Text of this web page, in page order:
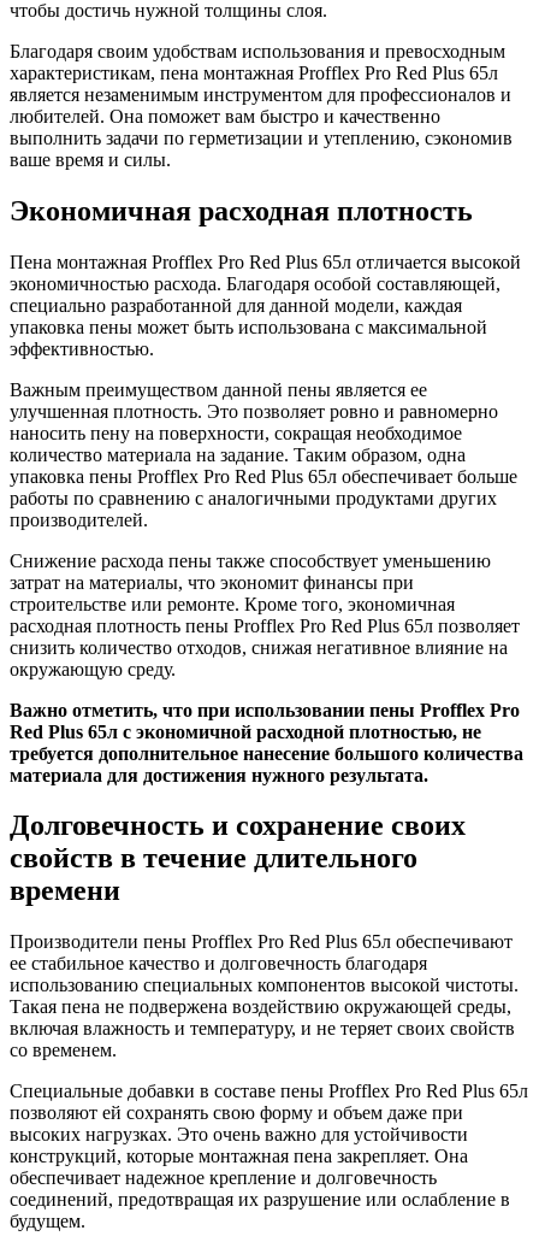
чтобы достичь нужной толщины слоя.
Благодаря своим удобствам использования и превосходным
характеристикам, пена монтажная Profflex Pro Red Plus 65л
является незаменимым инструментом для профессионалов и
любителей. Она поможет вам быстро и качественно
выполнить задачи по герметизации и утеплению, сэкономив
ваше время и силы.
Экономичная расходная плотность
Пена монтажная Profflex Pro Red Plus 65л отличается высокой
экономичностью расхода. Благодаря особой составляющей,
специально разработанной для данной модели, каждая
упаковка пены может быть использована с максимальной
эффективностью.
Важным преимуществом данной пены является ее
улучшенная плотность. Это позволяет ровно и равномерно
наносить пену на поверхности, сокращая необходимое
количество материала на задание. Таким образом, одна
упаковка пены Profflex Pro Red Plus 65л обеспечивает больше
работы по сравнению с аналогичными продуктами других
производителей.
Снижение расхода пены также способствует уменьшению
затрат на материалы, что экономит финансы при
строительстве или ремонте. Кроме того, экономичная
расходная плотность пены Profflex Pro Red Plus 65л позволяет
снизить количество отходов, снижая негативное влияние на
окружающую среду.
Важно отметить, что при использовании пены Profflex Pro
Red Plus 65л с экономичной расходной плотностью, не
требуется дополнительное нанесение большого количества
материала для достижения нужного результата.
Долговечность и сохранение своих
свойств в течение длительного
времени
Производители пены Profflex Pro Red Plus 65л обеспечивают
ее стабильное качество и долговечность благодаря
использованию специальных компонентов высокой чистоты.
Такая пена не подвержена воздействию окружающей среды,
включая влажность и температуру, и не теряет своих свойств
со временем.
Специальные добавки в составе пены Profflex Pro Red Plus 65л
позволяют ей сохранять свою форму и объем даже при
высоких нагрузках. Это очень важно для устойчивости
конструкций, которые монтажная пена закрепляет. Она
обеспечивает надежное крепление и долговечность
соединений, предотвращая их разрушение или ослабление в
будущем.